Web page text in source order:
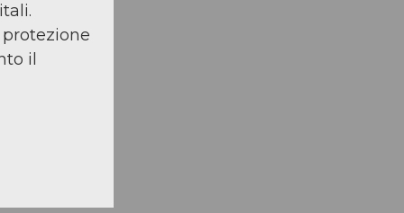
e
il